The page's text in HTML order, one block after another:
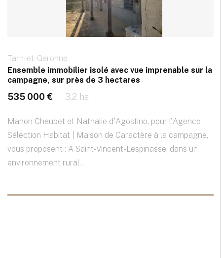
Tarn-et-Garonne
Ensemble immobilier isolé avec vue imprenable sur la
campagne, sur près de 3 hectares
535 000 € 3.2 ha
Manon Chaubet et Nathalie d'Agostino, pour l'Agence
Sélection Habitat | Maison de Caractère à la campagne,
vous proposent : A Saint-Vincent-Lespinasse, dans un
environnement rural...